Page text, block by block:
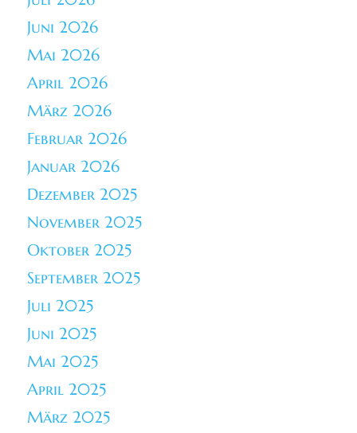
Juni 2026
Mai 2026
April 2026
März 2026
Februar 2026
Januar 2026
Dezember 2025
November 2025
Oktober 2025
September 2025
Juli 2025
Juni 2025
Mai 2025
April 2025
März 2025